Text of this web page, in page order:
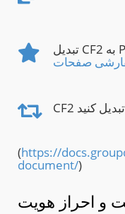
صفحات
CF2 را در [همه قالب‌های فایل رایج] تبدیل کنید
(https://
document/)
و احراز هویت